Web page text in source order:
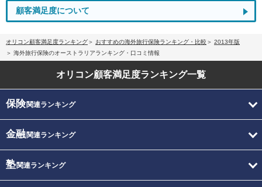
顧客満足度について
オリコン顧客満足度ランキング おすすめの海外旅行保険ランキング・比較
2013年版
海外旅行保険のオーストラリアランキング・口コミ情報
オリコン顧客満足度ランキング一覧
保険関連ランキング
金融関連ランキング
塾関連ランキング